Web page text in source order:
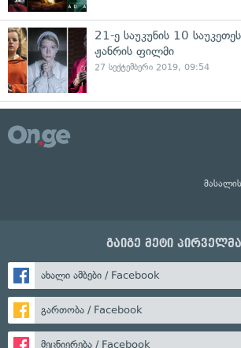
21-ე საუკუნის 10
ჟანრის ფილმი
27 სექტემბერი 2019, 09:54
გაიგე მეტი
ახალი ამბები / Facebook
გართობა / Facebook
მეცნიერება / Facebook